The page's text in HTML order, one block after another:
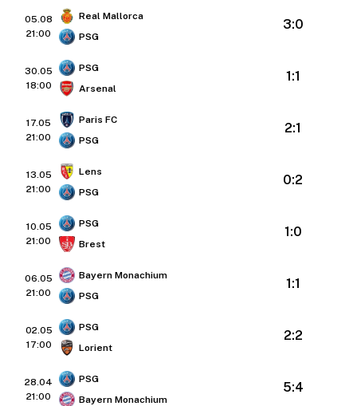
05.08
21:00
Real Mallorca
PSG
3:0
30.05
18:00
PSG
Arsenal
1:1
17.05
21:00
Paris FC
PSG
2:1
13.05
21:00
Lens
PSG
0:2
10.05
21:00
PSG
Brest
1:0
06.05
21:00
Bayern Monachium
PSG
1:1
02.05
17:00
PSG
Lorient
2:2
28.04
21:00
PSG
Bayern Monachium
5:4